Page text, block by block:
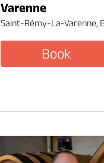
Varenne
Saint-Rémy-La-Varenne,
Book